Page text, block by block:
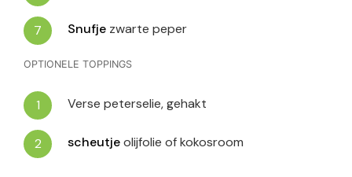
Snufje zwarte peper
OPTIONELE TOPPINGS
Verse peterselie, gehakt
scheutjeolijfolie of kokosroom